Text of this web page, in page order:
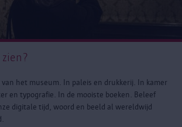
van het museum. In paleis en drukkerij. In kamer
en typografie. In de mooiste boeken. Beleef
digitale tijd, woord en beeld al wereldwijd